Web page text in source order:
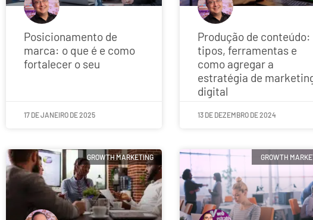
Posicionamento de
marca: o que é e como
fortalecer o seu
17 DE JANEIRO DE 2025
Produção de conteúdo:
tipos, ferramentas e
como agregar a
estratégia de
digital
13 DE DEZEMBRO DE 2024
GROWTH MARKETING GROWTH